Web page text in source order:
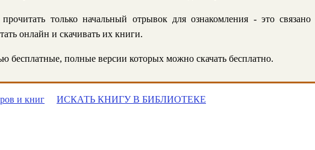
только начальный отрывок для ознакомления - это связано
онлайн и скачивать их книги.
бесплатные, полные версии которых можно скачать бесплатно.
и книг ИСКАТЬ КНИГУ В БИБЛИОТЕКЕ